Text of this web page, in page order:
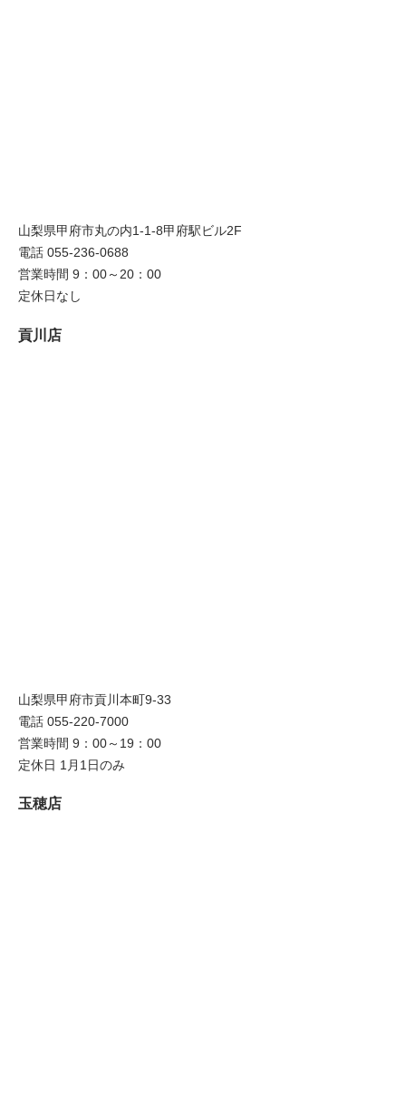
山梨県甲府市丸の内1-1-8甲府駅ビル2F
電話 055-236-0688
営業時間 9：00～20：00
定休日なし
貢川店
山梨県甲府市貢川本町9-33
電話 055-220-7000
営業時間 9：00～19：00
定休日 1月1日のみ
玉穂店